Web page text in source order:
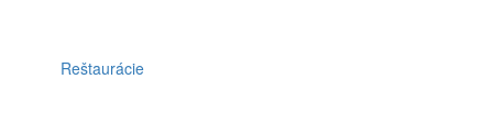
Reštaurácie